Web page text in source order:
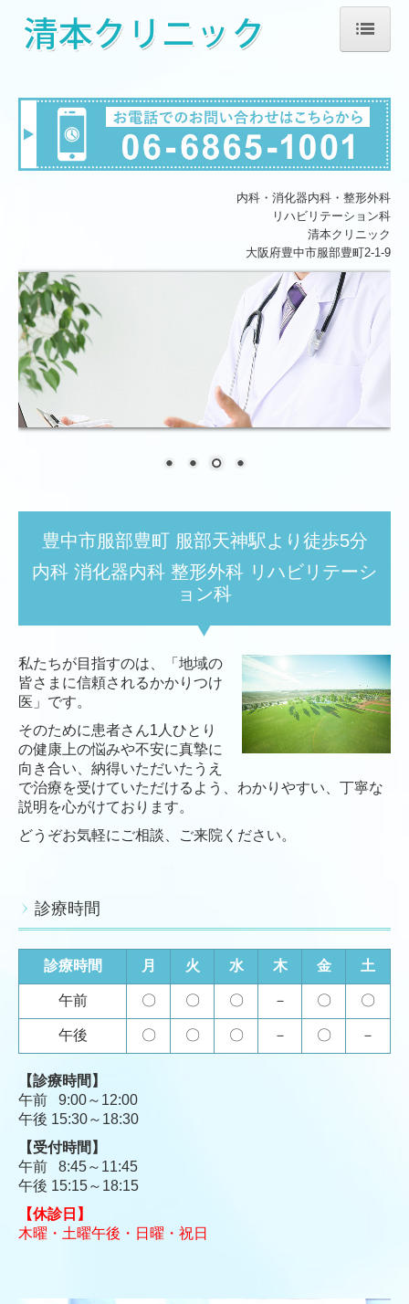
院長紹介
診療のご案内
お知らせ
内科・消化器内科・整形外科
リハビリテーション科
清本クリニック
大阪府豊中市服部豊町2-1-9
豊中市服部豊町 服部天神駅より徒歩5分
内科 消化器内科 整形外科 リハビリテーシ
ョン科
私たちが目指すのは、「地域の
皆さまに信頼されるかかりつけ
医」です。
そのために患者さん1人ひとり
の健康上の悩みや不安に真摯に
向き合い、納得いただいたうえ
で治療を受けていただけるよう、わかりやすい、丁寧な
説明を心がけております。
どうぞお気軽にご相談、ご来院ください。
診療時間
診療時間 月 火 水 木 金 土
午前 〇 〇 〇 － 〇 〇
午後 〇 〇 〇 － 〇 －
【診療時間 】
午前 9:00～12:00
午後 15:30～18:30
【受付時間】
午前 8:45～11:45
午後 15:15～18:15
【休診日 】
木曜・土曜午後・ 日曜・祝日